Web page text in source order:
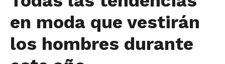
en moda que vestirán
los hombres durante